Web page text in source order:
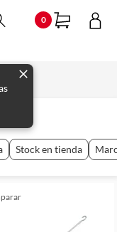
0
Stock en tienda